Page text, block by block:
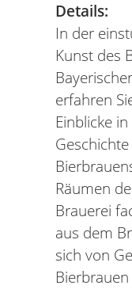
Details:
In der
Kunst des
erfahren
Einblicke
Räumen
Brauerei
aus dem
sich von